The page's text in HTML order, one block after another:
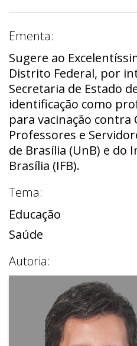
Ementa:
Sugere ao
Distrito Federal, por
Secretaria de Estado
identificação como
para vacinação contra
Professores e
de Brasília (UnB) e do
Brasília (IFB).
Tema:
Educação
Saúde
Autoria: